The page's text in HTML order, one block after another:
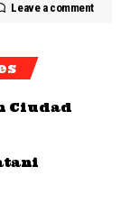
Leave a comment
Ciudad